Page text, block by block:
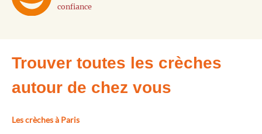
confiance
Trouver toutes les crèches
autour de chez vous
Les crèches à Paris